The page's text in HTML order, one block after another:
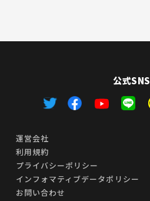
公式SNS
運営会社
利用規約
プライバシーポリシー
インフォマティブデータポリシー
お問い合わせ